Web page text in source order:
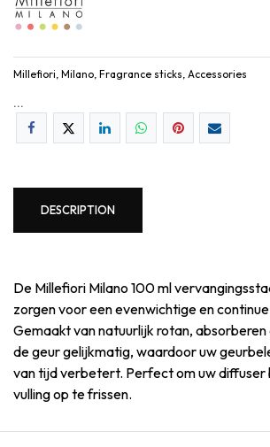
Millefiori, Milano, Fragrance sticks, Accessories
...
DESCRIPTION
De Millefiori Milano 100 ml
zorgen voor een evenwichtige en
Gemaakt van natuurlijk rotan,
de geur gelijkmatig, waardoor uw
van tijd verbetert. Perfect om uw diffuser
vulling op te frissen.